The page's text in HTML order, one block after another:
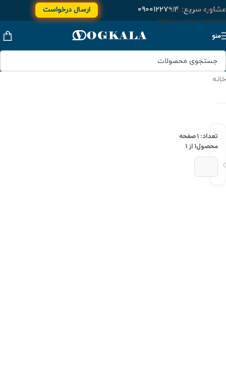
Skip to navigation
Skip to main content
مشاوره سریع:۰۹۰۰۱۲۲۷۹۱۴ ارسال درخواست
منو
خانه
تعداد: ۱
محصول
صفحه
۱ از ۱